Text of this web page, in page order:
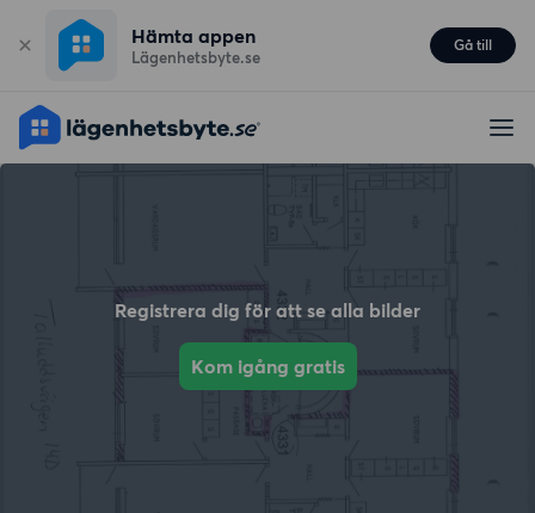
Hämta appen
Lägenhetsbyte.se
Gå till
Registrera dig för att se alla bilder
Kom igång gratis